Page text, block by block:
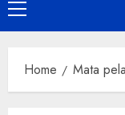
Primary
Menu
Home Mata